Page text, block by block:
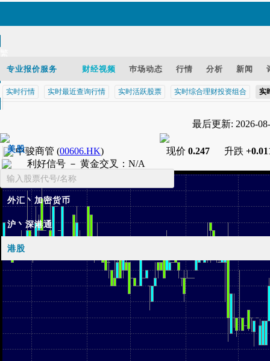
EN
美股
基金
外汇丶加密货币
沪丶深港通
港股
专业报价服务 财经视频 巿场动态 行情 分析 新闻
实时行情 实时最近查询行情 实时活跃股票 实时综合理财投资组合 实
最后更新: 2026-
中骏商管 (00606.HK) 现价 0.247 升跌
利好信号 － 黄金交叉 ： N/A